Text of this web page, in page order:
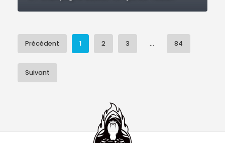
Précédent 1 2 3 ... 84
Suivant